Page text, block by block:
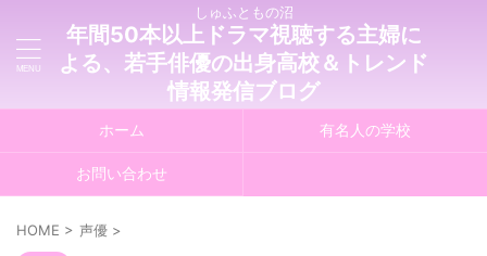
しゅふともの沼
年間50本以上ドラマ視聴する主婦に
よる、若手俳優の出身高校＆トレンド
情報発信ブログ
ホーム 有名人の学校
お問い合わせ
HOME > 声優 >